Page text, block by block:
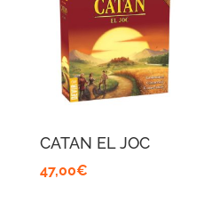
CATAN EL JOC
47,00€